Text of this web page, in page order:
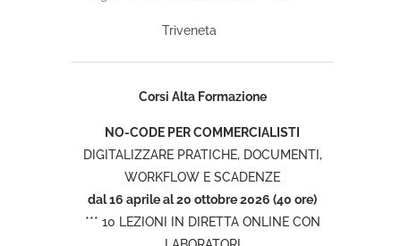
Triveneta
Corsi Alta Formazione
NO-CODE PER COMMERCIALISTI
DIGITALIZZARE PRATICHE, DOCUMENTI,
WORKFLOW E SCADENZE
dal 16 aprile al 20 ottobre 2026 (40 ore)
*** 10 LEZIONI IN DIRETTA ONLINE CON